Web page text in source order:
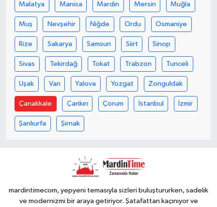
Malatya Manisa Mardin Mersin Muğla
Muş Nevşehir Niğde Ordu Osmaniye
Rize Sakarya Samsun Siirt Sinop
Sivas Tekirdağ Tokat Trabzon Tunceli
Uşak Van Yalova Yozgat Zonguldak
Çanakkale Çankırı Çorum İstanbul İzmir
Şanlıurfa Şırnak
mardintimecom, yepyeni temasıyla sizleri buluştururken, sadelik
ve modernizmi bir araya getiriyor. Şatafattan kaçınıyor ve